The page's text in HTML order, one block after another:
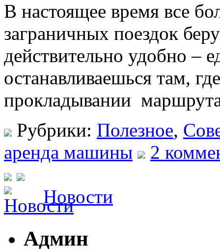
В настоящее время все
заграничных поездок
действительно удобно –
останавливаешься там,
прокладывании
Рубрики: Полезное,
аренда машины
2
Новости
Админ